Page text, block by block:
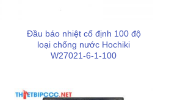
Đầu báo nhiệt cố định 100 độ
loại chống nước Hochiki
W27021-6-1-100